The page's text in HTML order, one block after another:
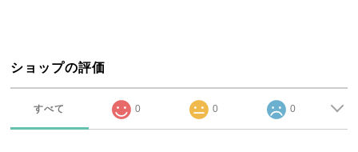
ショップの評価
すべて 0 0 0